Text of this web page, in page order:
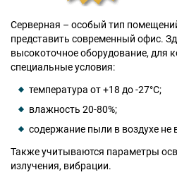
Серверная – особый тип
представить современный офис.
высокоточное оборудование, для
специальные условия:
температура от +18 до -27°C;
влажность 20-80%;
содержание пыли в воздухе не
Также учитываются параметры
излучения, вибрации.